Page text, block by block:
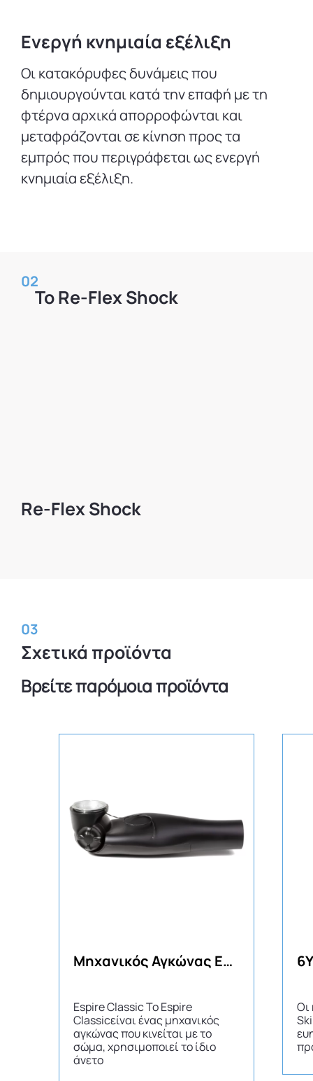
Ενεργή κνημιαία εξέλιξη
Οι κατακόρυφες δυνάμεις που
δημιουργούνται κατά την επαφή με τη
φτέρνα αρχικά απορροφώνται και
μεταφράζονται σε κίνηση προς τα
εμπρός που περιγράφεται ως ενεργή
κνημιαία εξέλιξη.
Το Re-Flex Shock
02
Re-Flex Shock
Σχετικά προϊόντα
03
Βρείτε παρόμοια προϊόντα
Μηχανικός Αγκώνας Espire Classic
Espire Classic Το Espire
Classicείναι ένας μηχανικός
αγκώνας που κινείται με το
σώμα, χρησιμοποιεί το ίδιο
άνετο
Οι